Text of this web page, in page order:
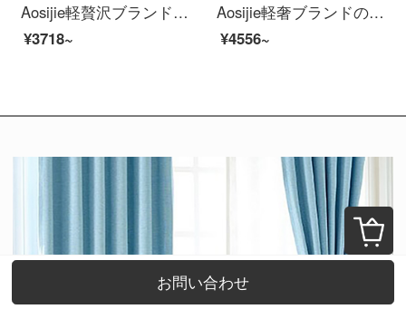
Aosijie軽贅沢ブランドの婦人服の氷のガーターのスカートのニット袖なしVネックのベストスカートの女性の2020新型のゆったりとした外装のワンピースの中の長いスタイルの修理黒M
¥3718~
Aosijie軽奢ブランドの女装ハーバーン風の丸首半袖ワンピース2020春夏新スタイルのバンド修身が著しい痩身中ロングドレスのスカート黒M
¥4556~
お問い合わせ